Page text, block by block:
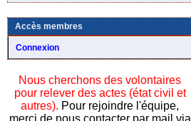
Accès membres
Connexion
Nous cherchons des volontaires
pour relever des actes (état civil et
autres). Pour rejoindre l'équipe,
merci de nous contacter par mail via